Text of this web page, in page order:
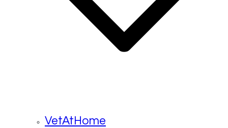
VetAtHome